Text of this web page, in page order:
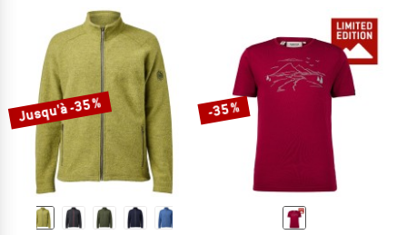
Jusqu'à -35 % -35 %